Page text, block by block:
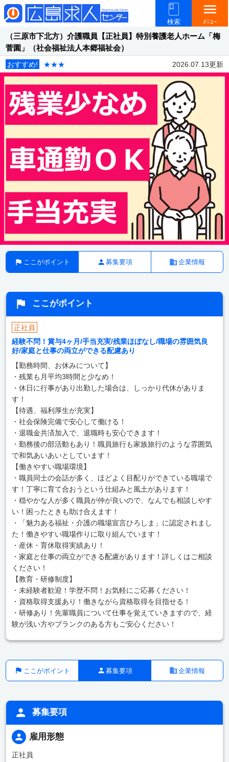
検索
menu
ﾒﾆｭｰ
（三原市下北方）介護職員【正社員】特別養護老人ホーム「梅
菅園」（社会福祉法人本郷福祉会）
おすすめ! ★★★ 2026.07.13更新
ここがポイント 募集要項 企業情報
ここがポイント
正社員
経験不問！賞与4ヶ月/手当充実/残業ほぼなし/職場の雰囲気良
好/家庭と仕事の両立ができる配慮あり
【勤務時間、お休みについて】
・残業も月平均3時間と少なめ！
・休日に行事があり出勤した場合は、しっかり代休がありま
す！
【待遇、福利厚生が充実】
・社会保険完備で安心して働ける！
・退職金共済加入で、退職時も安心できます！
・勤務後の部活動もあり！職員旅行も家族旅行のような雰囲気
で和気あいあいとしています！
【働きやすい職場環境】
・職員同士の会話が多く、ほどよく目配りができている職場で
す！丁寧に育て合おうという仕組みと風土があります！
・穏やかな人が多く職員が仲が良いので、なんでも相談しやす
い！困ったときも助け合えます！
・「魅力ある福祉・介護の職場宣言ひろしま」に認定されまし
た！働きやすい職場作りに取り組んでいます！
・産休・育休取得実績あり！
・家庭と仕事の両立ができる配慮があります！詳しくはご相談
ください！
【教育・研修制度】
・未経験者歓迎！学歴不問！お気軽にご応募ください！
・資格取得支援あり！働きながら資格取得を目指せる！
・研修あり！先輩職員について仕事を覚えていきますので、経
験が浅い方やブランクのある方もご安心ください！
ここがポイント 募集要項 企業情報
募集要項
雇用形態
正社員